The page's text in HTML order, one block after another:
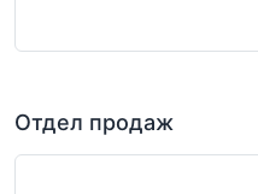
Отдел продаж